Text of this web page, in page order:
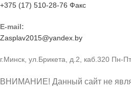
+375 (17) 510-28-76 Факс
E-mail:
Zasplav2015@yandex.by
г.Минск, ул.Брикета, д.2, каб.320 Пн-
ВНИМАНИЕ! Данный сайт не